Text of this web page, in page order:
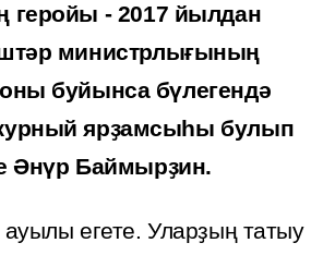
геройы - 2017 йылдан
министрлығының
буйынса бүлегендә
ярҙамсыһы булып
Әнүр Баймырҙин.
егете. Уларҙың татыу